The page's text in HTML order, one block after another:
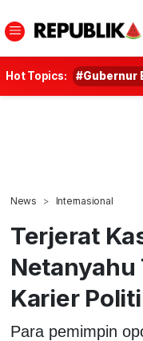
Hot Topics: #Gubernur
News Internasional
Terjerat
Netanyahu
Karier
Para pemimpin